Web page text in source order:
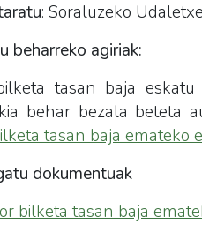
: Soraluzeko
beharreko agiriak:
tasan baja
behar bezala beteta
tasan baja emateko
dokumentuak
bilketa tasan baja